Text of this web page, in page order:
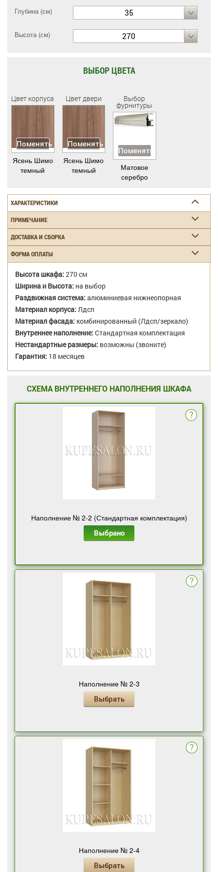
Глубина (см) 35
Высота (см) 270
ВЫБОР ЦВЕТА
Цвет корпуса
Поменять
Ясень Шимо
темный
Цвет двери
Поменять
Ясень Шимо
темный
Выбор
фурнитуры
Поменять
Матовое
серебро
ХАРАКТЕРИСТИКИ
ПРИМЕЧАНИЕ
ДОСТАВКА И СБОРКА
ФОРМА ОПЛАТЫ
Высота шкафа: 270 см
Ширина и Высота: на выбор
Раздвижная система: алюминиевая нижнеопорная
Материал корпуса: Лдсп
Материал фасада: комбинированный (Лдсп/зеркало)
Внутреннее наполнение: Стандартная комплектация
Нестандартные размеры: возможны (звоните)
Гарантия: 18 месяцев
СХЕМА ВНУТРЕННЕГО НАПОЛНЕНИЯ ШКАФА
Наполнение № 2-2 (Стандартная комплектация)
Выбрано
Наполнение № 2-3
Выбрать
Наполнение № 2-4
Выбрать